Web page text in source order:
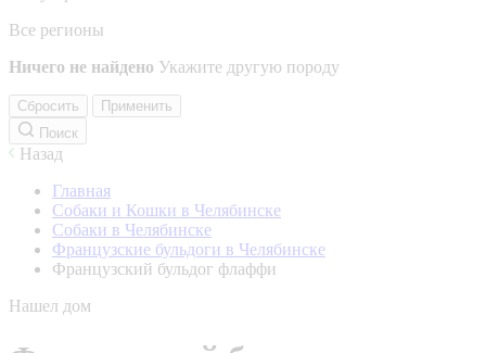
Все регионы
Ничего не найдено Укажите другую породу
Сбросить
Применить
Поиск
Назад
Главная
Собаки и Кошки в Челябинске
Собаки в Челябинске
Французские бульдоги в Челябинске
Французский бульдог флаффи
Нашел дом